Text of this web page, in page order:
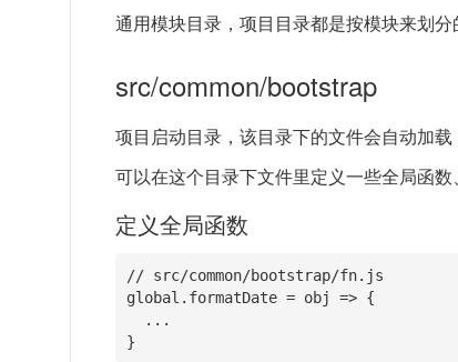
通用模块目录，项目目录都是按模块来划分
src/common/bootstrap
项目启动目录，该目录下的文件会自动加载
可以在这个目录下文件里定义一些全局函数
定义全局函数
// src/common/bootstrap/fn.js
global.formatDate = obj => {
}